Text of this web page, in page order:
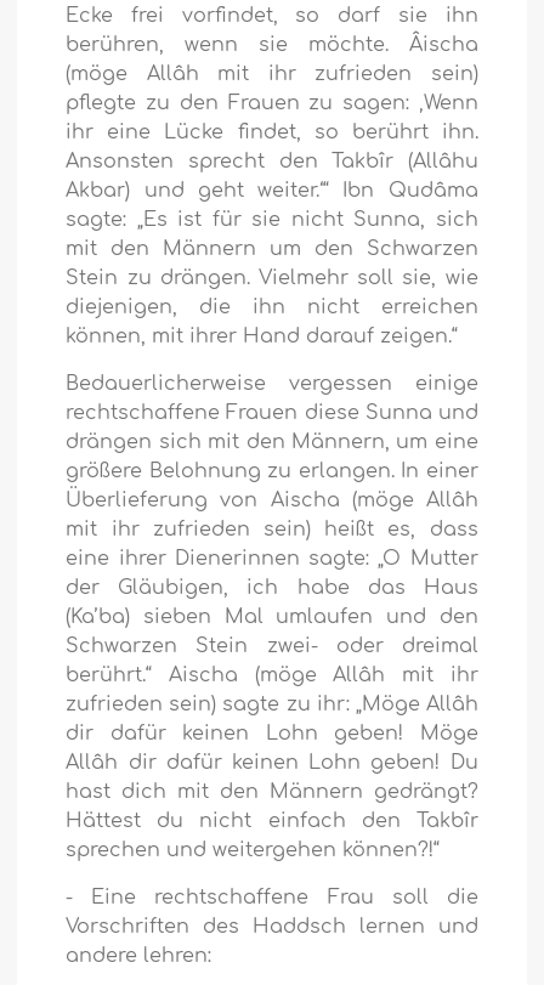
Ecke frei vorfindet, so darf sie ihn
berühren, wenn sie möchte. Âischa
(möge Allâh mit ihr zufrieden sein)
pflegte zu den Frauen zu sagen: ‚Wenn
ihr eine Lücke findet, so berührt ihn.
Ansonsten sprecht den Takbîr (Allâhu
Akbar) und geht weiter.‘“ Ibn Qudâma
sagte: „Es ist für sie nicht Sunna, sich
mit den Männern um den Schwarzen
Stein zu drängen. Vielmehr soll sie, wie
diejenigen, die ihn nicht erreichen
können, mit ihrer Hand darauf zeigen.“
Bedauerlicherweise vergessen einige
rechtschaffene Frauen diese Sunna und
drängen sich mit den Männern, um eine
größere Belohnung zu erlangen. In einer
Überlieferung von Aischa (möge Allâh
mit ihr zufrieden sein) heißt es, dass
eine ihrer Dienerinnen sagte: „O Mutter
der Gläubigen, ich habe das Haus
(Ka’ba) sieben Mal umlaufen und den
Schwarzen Stein zwei- oder dreimal
berührt.“ Aischa (möge Allâh mit ihr
zufrieden sein) sagte zu ihr: „Möge Allâh
dir dafür keinen Lohn geben! Möge
Allâh dir dafür keinen Lohn geben! Du
hast dich mit den Männern gedrängt?
Hättest du nicht einfach den Takbîr
sprechen und weitergehen können?!“
- Eine rechtschaffene Frau soll die
Vorschriften des Haddsch lernen und
andere lehren: